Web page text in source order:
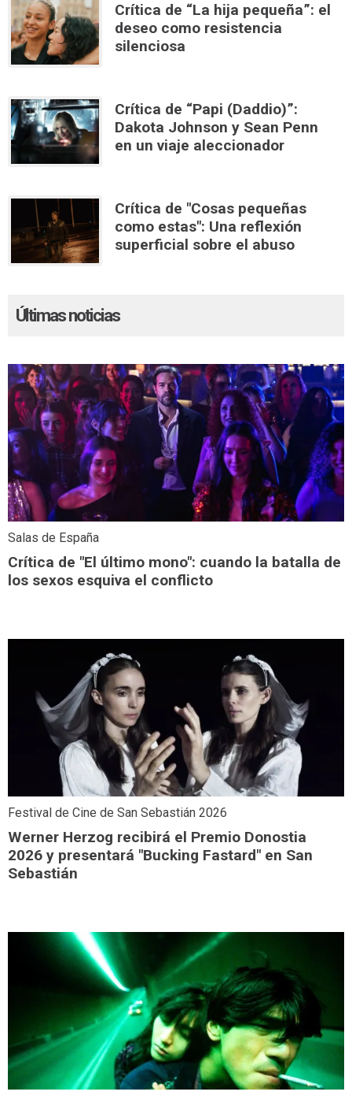
Crítica de “La hija pequeña”: el
deseo como resistencia
silenciosa
Crítica de “Papi (Daddio)”:
Dakota Johnson y Sean Penn
en un viaje aleccionador
Crítica de "Cosas pequeñas
como estas": Una reflexión
superficial sobre el abuso
Últimas noticias
Salas de España
Crítica de "El último mono": cuando la batalla de
los sexos esquiva el conflicto
Festival de Cine de San Sebastián 2026
Werner Herzog recibirá el Premio Donostia
2026 y presentará "Bucking Fastard" en San
Sebastián